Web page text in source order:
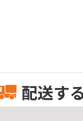
配送す